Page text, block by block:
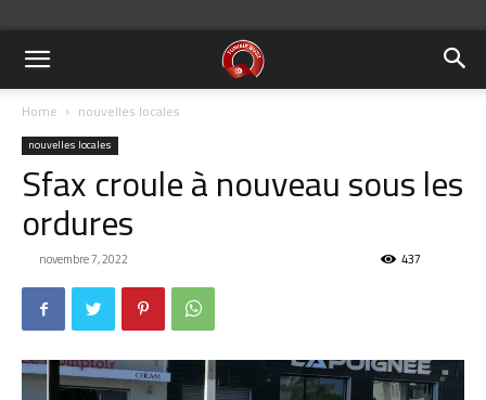
Home nouvelles locales
nouvelles locales
Sfax croule à nouveau sous les
ordures
novembre 7, 2022 437